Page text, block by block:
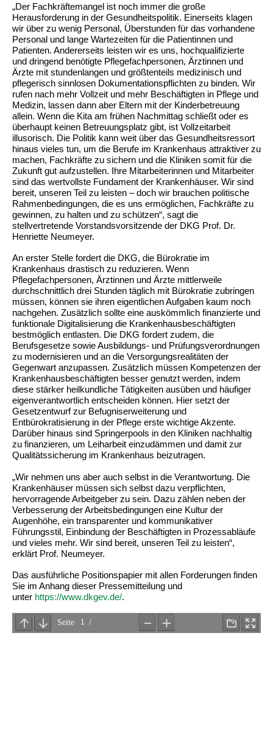
„Der Fachkräftemangel ist noch immer die große
Herausforderung in der Gesundheitspolitik. Einerseits klagen
wir über zu wenig Personal, Überstunden für das vorhandene
Personal und lange Wartezeiten für die Patientinnen und
Patienten. Andererseits leisten wir es uns, hochqualifizierte
und dringend benötigte Pflegefachpersonen, Ärztinnen und
Ärzte mit stundenlangen und größtenteils medizinisch und
pflegerisch sinnlosen Dokumentationspflichten zu binden. Wir
rufen nach mehr Vollzeit und mehr Beschäftigten in Pflege und
Medizin, lassen dann aber Eltern mit der Kinderbetreuung
allein. Wenn die Kita am frühen Nachmittag schließt oder es
überhaupt keinen Betreuungsplatz gibt, ist Vollzeitarbeit
illusorisch. Die Politik kann weit über das Gesundheitsressort
hinaus vieles tun, um die Berufe im Krankenhaus attraktiver zu
machen, Fachkräfte zu sichern und die Kliniken somit für die
Zukunft gut aufzustellen. Ihre Mitarbeiterinnen und Mitarbeiter
sind das wertvollste Fundament der Krankenhäuser. Wir sind
bereit, unseren Teil zu leisten – doch wir brauchen politische
Rahmenbedingungen, die es uns ermöglichen, Fachkräfte zu
gewinnen, zu halten und zu schützen“, sagt die
stellvertretende Vorstandsvorsitzende der DKG Prof. Dr.
Henriette Neumeyer.
An erster Stelle fordert die DKG, die Bürokratie im
Krankenhaus drastisch zu reduzieren. Wenn
Pflegefachpersonen, Ärztinnen und Ärzte mittlerweile
durchschnittlich drei Stunden täglich mit Bürokratie zubringen
müssen, können sie ihren eigentlichen Aufgaben kaum noch
nachgehen. Zusätzlich sollte eine auskömmlich finanzierte und
funktionale Digitalisierung die Krankenhausbeschäftigten
bestmöglich entlasten. Die DKG fordert zudem, die
Berufsgesetze sowie Ausbildungs- und Prüfungsverordnungen
zu modernisieren und an die Versorgungsrealitäten der
Gegenwart anzupassen. Zusätzlich müssen Kompetenzen der
Krankenhausbeschäftigten besser genutzt werden, indem
diese stärker heilkundliche Tätigkeiten ausüben und häufiger
eigenverantwortlich entscheiden können. Hier setzt der
Gesetzentwurf zur Befugniserweiterung und
Entbürokratisierung in der Pflege erste wichtige Akzente.
Darüber hinaus sind Springerpools in den Kliniken nachhaltig
zu finanzieren, um Leiharbeit einzudämmen und damit zur
Qualitätssicherung im Krankenhaus beizutragen.
„Wir nehmen uns aber auch selbst in die Verantwortung. Die
Krankenhäuser müssen sich selbst dazu verpflichten,
hervorragende Arbeitgeber zu sein. Dazu zählen neben der
Verbesserung der Arbeitsbedingungen eine Kultur der
Augenhöhe, ein transparenter und kommunikativer
Führungsstil, Einbindung der Beschäftigten in Prozessabläufe
und vieles mehr. Wir sind bereit, unseren Teil zu leisten“,
erklärt Prof. Neumeyer.
Das ausführliche Positionspapier mit allen Forderungen finden
Sie im Anhang dieser Pressemitteilung und
unter https://www.dkgev.de/.